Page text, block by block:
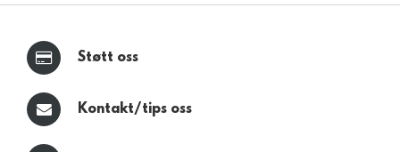
Støtt oss
Kontakt/tips oss